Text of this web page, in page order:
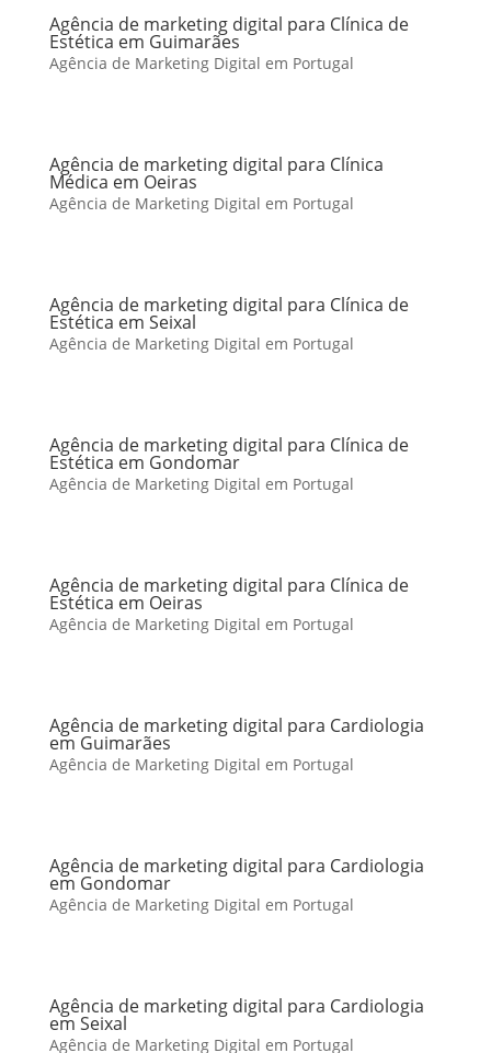
Agência de marketing digital para Clínica de
Estética em Guimarães
Agência de Marketing Digital em Portugal
Agência de marketing digital para Clínica
Médica em Oeiras
Agência de Marketing Digital em Portugal
Agência de marketing digital para Clínica de
Estética em Seixal
Agência de Marketing Digital em Portugal
Agência de marketing digital para Clínica de
Estética em Gondomar
Agência de Marketing Digital em Portugal
Agência de marketing digital para Clínica de
Estética em Oeiras
Agência de Marketing Digital em Portugal
Agência de marketing digital para Cardiologia
em Guimarães
Agência de Marketing Digital em Portugal
Agência de marketing digital para Cardiologia
em Gondomar
Agência de Marketing Digital em Portugal
Agência de marketing digital para Cardiologia
em Seixal
Agência de Marketing Digital em Portugal